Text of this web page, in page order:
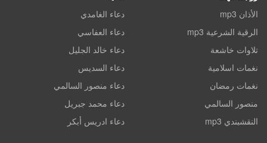
الأذان mp3
الرقية الشرعية mp3
تلاوات خاشعة
نغمات اسلامية
نغمات رمضان
منصور السالمي
النقشبندي mp3
دعاء الغامدي
دعاء العفاسي
دعاء خالد الجليل
دعاء السديس
دعاء منصور السالمي
دعاء محمد جبريل
دعاء ادريس أبكر